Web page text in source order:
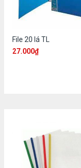
File 20 lá TL
27.000₫